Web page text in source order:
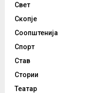
Свет
Скопје
Соопштенија
Спорт
Став
Стории
Театар